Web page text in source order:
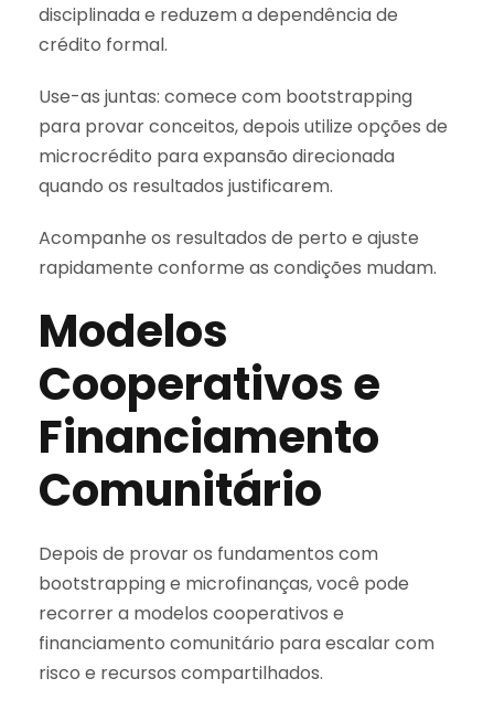
disciplinada e reduzem a dependência de
crédito formal.
Use-as juntas: comece com bootstrapping
para provar conceitos, depois utilize opções de
microcrédito para expansão direcionada
quando os resultados justificarem.
Acompanhe os resultados de perto e ajuste
rapidamente conforme as condições mudam.
Modelos
Cooperativos e
Financiamento
Comunitário
Depois de provar os fundamentos com
bootstrapping e microfinanças, você pode
recorrer a modelos cooperativos e
financiamento comunitário para escalar com
risco e recursos compartilhados.